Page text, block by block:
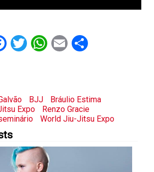
Facebook
Twitter
WhatsApp
EmailShare
BJJ
Bráulio Estima
Expo
Renzo Gracie
World Jiu-Jitsu Expo